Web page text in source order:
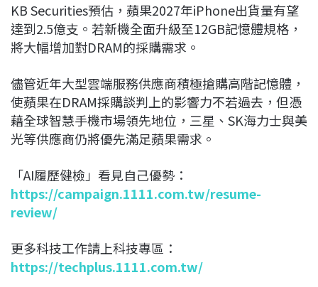
KB Securities預估，蘋果2027年iPhone出貨量有望
達到2.5億支。若新機全面升級至12GB記憶體規格，
將大幅增加對DRAM的採購需求。
儘管近年大型雲端服務供應商積極搶購高階記憶體，
使蘋果在DRAM採購談判上的影響力不若過去，但憑
藉全球智慧手機市場領先地位，三星、SK海力士與美
光等供應商仍將優先滿足蘋果需求。
「AI履歷健檢」看見自己優勢：
https://campaign.1111.com.tw/resume-
review/
更多科技工作請上科技專區：
https://techplus.1111.com.tw/